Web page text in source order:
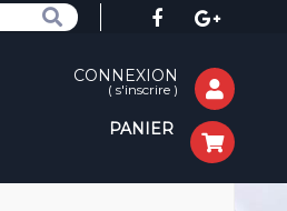
CONNEXION
( s'inscrire )
PANIER